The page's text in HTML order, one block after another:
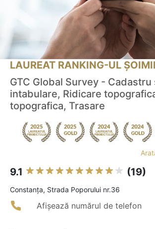
LAUREAT RANKING-UL ȘOIMII
GTC Global Survey - Cadastru
intabulare, Ridicare
topografica, Trasare
9.1 (19)
Constanţa, Strada Poporului nr.36
Afișează numărul de telefon